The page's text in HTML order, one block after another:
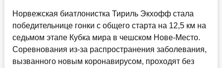
Норвежская биатлонистка Тириль Экхофф стала
победительнице гонки с общего старта на 12,5 км на
седьмом этапе Кубка мира в чешском Нове-Место.
Соревнования из-за распространения заболевания,
вызванного новым коронавирусом, проходят без